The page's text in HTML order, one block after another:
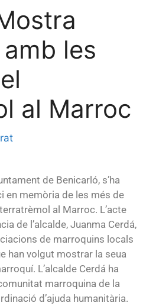
les
al Marroc
de Benicarló, s’ha
en memòria de les més de
al Marroc. L’acte
de l’alcalde, Juanma Cerdá,
de marroquins locals
han volgut mostrar la seua
L’alcalde Cerdá ha
marroquina de la
d’ajuda humanitària.